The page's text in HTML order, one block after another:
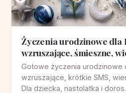
Życzenia urodzinowe
wzruszające, śmieszne,
Gotowe życzenia urodzinowe
wzruszające, krótkie SMS,
Dla dziecka, nastolatka i